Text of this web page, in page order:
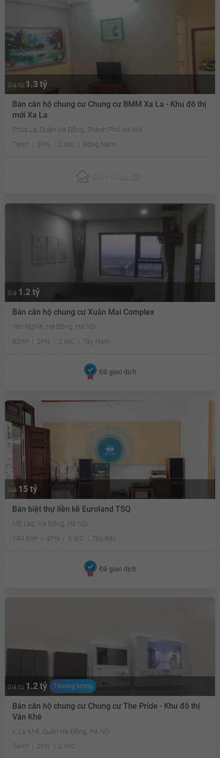
Giá từ 1.3 tỷ
Bán căn hộ chung cư Chung cư BMM Xa La - Khu đô thị
mới Xa La
Phúc La, Quận Hà Đông, Thành Phố Hà Nội
76m²
2PN 2 WC Đông Nam
Chưa có ưu đãi
Giá 1.2 tỷ
Bán căn hộ chung cư Xuân Mai Complex
Yên Nghĩa, Hà Đông, Hà Nội
62m²
2PN 2 WC Tây Nam
Đã giao dịch
Giá 15 tỷ
Bán biệt thự liền kề Euroland TSQ
Mộ Lao, Hà Đông, Hà Nội
149.5m²
4PN 3 WC Tây Bắc
Đã giao dịch
Giá từ 1.2 tỷ Thương lượng
Bán căn hộ chung cư Chung cư The Pride - Khu đô thị
Văn Khê
x. La Khê, Quận Hà Đông, Hà Nội
74m²
2PN 2 WC